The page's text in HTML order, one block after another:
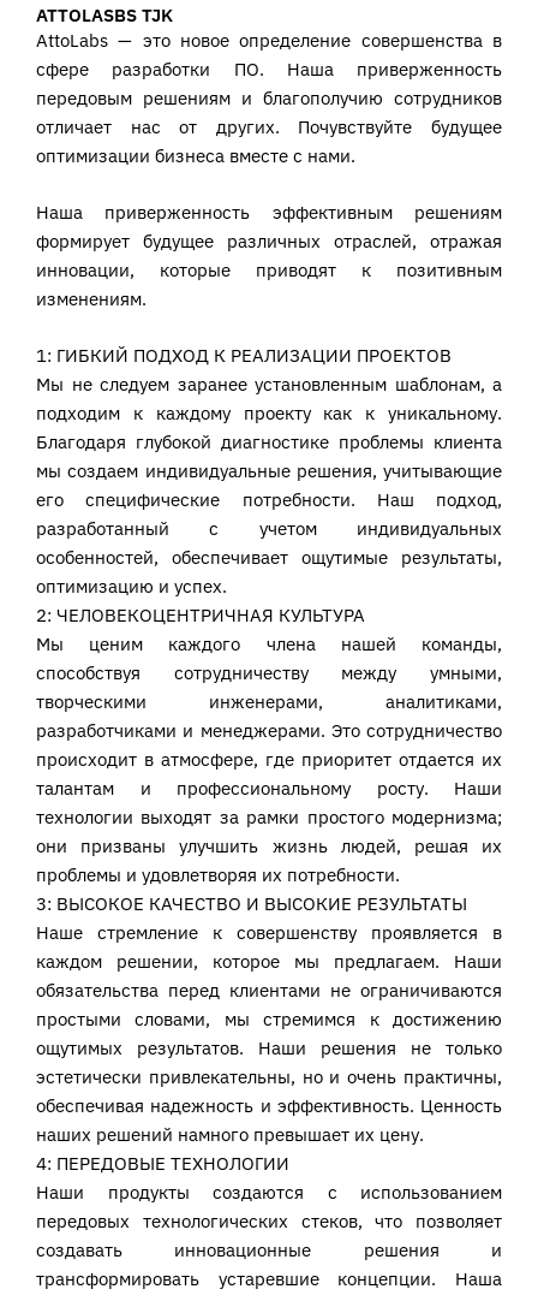
ATTOLASBS TJK
AttoLabs — это новое определение совершенства в
сфере разработки ПО. Наша приверженность
передовым решениям и благополучию сотрудников
отличает нас от других. Почувствуйте будущее
оптимизации бизнеса вместе с нами.
Наша приверженность эффективным решениям
формирует будущее различных отраслей, отражая
инновации, которые приводят к позитивным
изменениям.
1: ГИБКИЙ ПОДХОД К РЕАЛИЗАЦИИ ПРОЕКТОВ
Мы не следуем заранее установленным шаблонам, а
подходим к каждому проекту как к уникальному.
Благодаря глубокой диагностике проблемы клиента
мы создаем индивидуальные решения, учитывающие
его специфические потребности. Наш подход,
разработанный с учетом индивидуальных
особенностей, обеспечивает ощутимые результаты,
оптимизацию и успех.
2: ЧЕЛОВЕКОЦЕНТРИЧНАЯ КУЛЬТУРА
Мы ценим каждого члена нашей команды,
способствуя сотрудничеству между умными,
творческими инженерами, аналитиками,
разработчиками и менеджерами. Это сотрудничество
происходит в атмосфере, где приоритет отдается их
талантам и профессиональному росту. Наши
технологии выходят за рамки простого модернизма;
они призваны улучшить жизнь людей, решая их
проблемы и удовлетворяя их потребности.
3: ВЫСОКОЕ КАЧЕСТВО И ВЫСОКИЕ РЕЗУЛЬТАТЫ
Наше стремление к совершенству проявляется в
каждом решении, которое мы предлагаем. Наши
обязательства перед клиентами не ограничиваются
простыми словами, мы стремимся к достижению
ощутимых результатов. Наши решения не только
эстетически привлекательны, но и очень практичны,
обеспечивая надежность и эффективность. Ценность
наших решений намного превышает их цену.
4: ПЕРЕДОВЫЕ ТЕХНОЛОГИИ
Наши продукты создаются с использованием
передовых технологических стеков, что позволяет
создавать инновационные решения и
трансформировать устаревшие концепции. Наша